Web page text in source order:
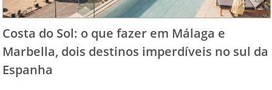
Costa do Sol: o que fazer em Málaga e
Marbella, dois destinos imperdíveis no sul da
Espanha